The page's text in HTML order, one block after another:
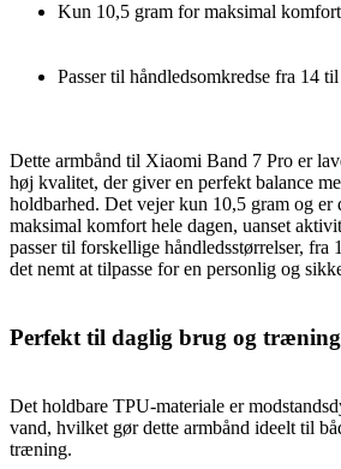
Kun 10,5 gram for maksimal komfort
Passer til håndledsomkredse fra 14
Dette armbånd til Xiaomi Band 7 Pro er
høj kvalitet, der giver en perfekt balance
holdbarhed. Det vejer kun 10,5 gram og er
maksimal komfort hele dagen, uanset
passer til forskellige håndledsstørrelser,
det nemt at tilpasse for en personlig og
Perfekt til daglig brug og træning
Det holdbare TPU-materiale er
vand, hvilket gør dette armbånd ideelt til
træning.